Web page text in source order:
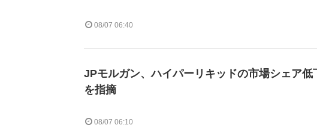
08/07 06:40
JPモルガン、ハイパーリキッドの市場シェア低
を指摘
08/07 06:10